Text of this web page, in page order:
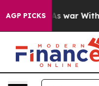
AGP PICKS
As war With Iran